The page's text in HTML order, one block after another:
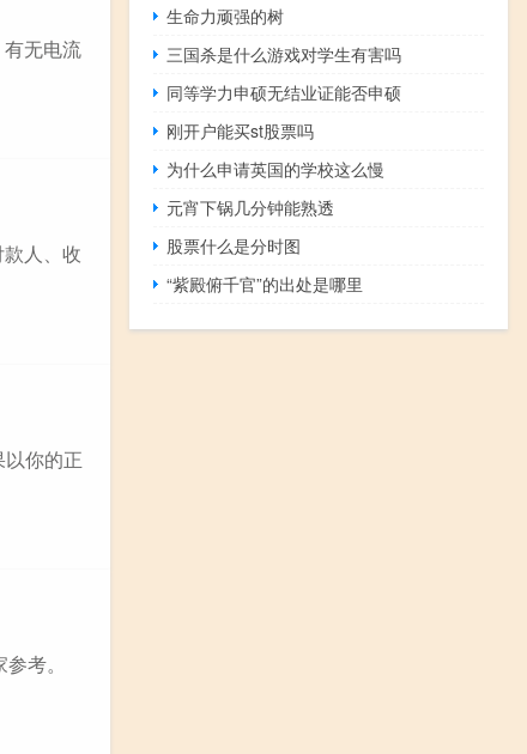
无电流
人、收
你的正
考。
生命力顽强的树
三国杀是什么游戏对学生有害吗
同等学力申硕无结业证能否申硕
刚开户能买st股票吗
为什么申请英国的学校这么慢
元宵下锅几分钟能熟透
股票什么是分时图
“紫殿俯千官”的出处是哪里